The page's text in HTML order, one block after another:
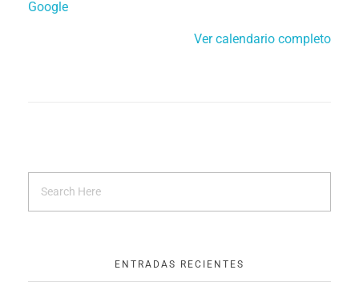
Google
Ver calendario completo
ENTRADAS RECIENTES